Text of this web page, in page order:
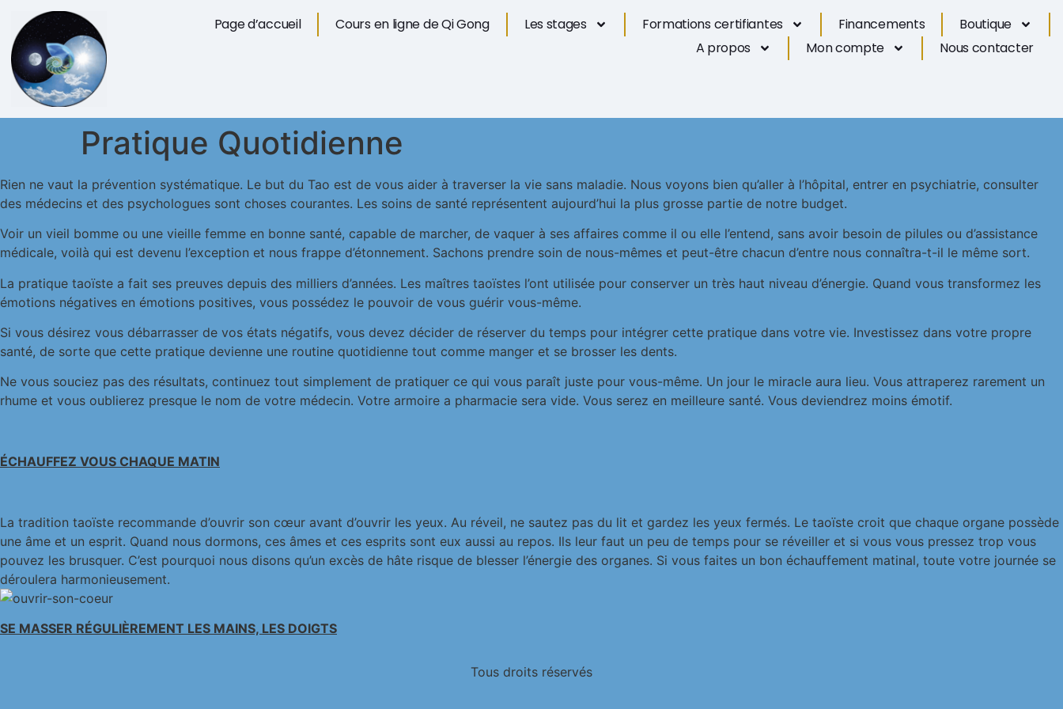
Page d’accueil Cours en ligne de Qi Gong Les stages Formations certifiantes Financements
Boutique
A propos
Mon compte Nous contacter
Pratique Quotidienne
Rien ne vaut la prévention systématique. Le but du Tao est de vous aider à traverser la vie sans maladie. Nous voyons bien qu’aller à l’hôpital, entrer en psychiatrie, consulter
des médecins et des psychologues sont choses courantes. Les soins de santé représentent aujourd’hui la plus grosse partie de notre budget.
Voir un vieil bomme ou une vieille femme en bonne santé, capable de marcher, de vaquer à ses affaires comme il ou elle l’entend, sans avoir besoin de pilules ou d’assistance
médicale, voilà qui est devenu l’exception et nous frappe d’étonnement. Sachons prendre soin de nous-mêmes et peut-être chacun d’entre nous connaîtra-t-il le même sort.
La pratique taoïste a fait ses preuves depuis des milliers d’années. Les maîtres taoïstes l’ont utilisée pour conserver un très haut niveau d’énergie. Quand vous transformez les
émotions négatives en émotions positives, vous possédez le pouvoir de vous guérir vous-même.
Si vous désirez vous débarrasser de vos états négatifs, vous devez décider de réserver du temps pour intégrer cette pratique dans votre vie. Investissez dans votre propre
santé, de sorte que cette pratique devienne une routine quotidienne tout comme manger et se brosser les dents.
Ne vous souciez pas des résultats, continuez tout simplement de pratiquer ce qui vous paraît juste pour vous-même. Un jour le miracle aura lieu. Vous attraperez rarement un
rhume et vous oublierez presque le nom de votre médecin. Votre armoire a pharmacie sera vide. Vous serez en meilleure santé. Vous deviendrez moins émotif.
ÉCHAUFFEZ VOUS CHAQUE MATIN
La tradition taoïste recommande d’ouvrir son cœur avant d’ouvrir les yeux. Au réveil, ne sautez pas du lit et gardez les yeux fermés. Le taoïste croit que chaque organe possède
une âme et un esprit. Quand nous dormons, ces âmes et ces esprits sont eux aussi au repos. Ils leur faut un peu de temps pour se réveiller et si vous vous pressez trop vous
pouvez les brusquer. C’est pourquoi nous disons qu’un excès de hâte risque de blesser l’énergie des organes. Si vous faites un bon échauffement matinal, toute votre journée se
déroulera harmonieusement.
SE MASSER RÉGULIÈREMENT LES MAINS, LES DOIGTS
Tous droits réservés